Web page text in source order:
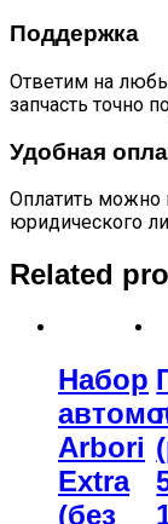
Поддержка
Ответим на
запчасть точно
Удобная
Оплатить можно
юридического
Related
Набор
Arbori
Extra
(без